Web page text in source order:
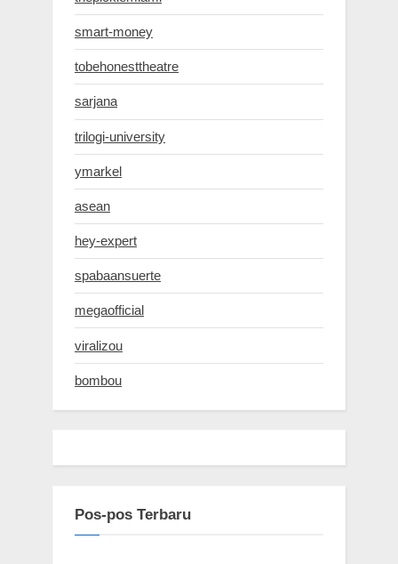
smart-money
tobehonesttheatre
sarjana
trilogi-university
ymarkel
asean
hey-expert
spabaansuerte
megaofficial
viralizou
bombou
Pos-pos Terbaru